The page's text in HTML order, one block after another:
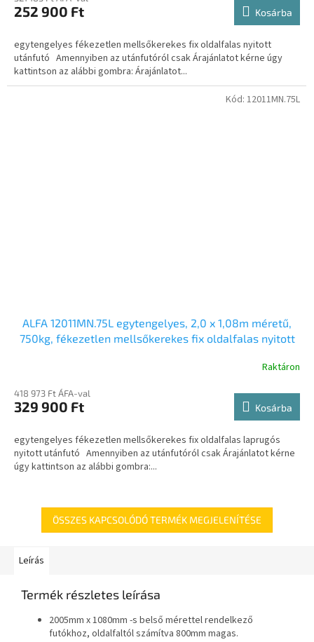
252 900 Ft Kosárba
egytengelyes fékezetlen mellsőkerekes fix oldalfalas nyitott
utánfutó Amennyiben az utánfutóról csak Árajánlatot kérne úgy
kattintson az alábbi gombra: Árajánlatot...
ALFA 12011MN.75L egytengelyes, 2,0 x 1,08m méretű,
750kg, fékezetlen mellsőkerekes fix oldalfalas nyitott
Raktáron
418 973 Ft ÁFA-val
329 900 Ft Kosárba
egytengelyes fékezetlen mellsőkerekes fix oldalfalas laprugós
nyitott utánfutó Amennyiben az utánfutóról csak Árajánlatot kérne
úgy kattintson az alábbi gombra:...
Kód: 12011MN.75L
ÖSSZES KAPCSOLÓDÓ TERMÉK MEGJELENÍTÉSE
Leírás
Termék részletes leírása
2005mm x 1080mm -s belső mérettel rendelkező
futókhoz, oldalfaltól számítva 800mm magas.